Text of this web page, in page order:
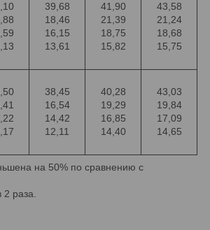
39,68
18,46
16,15
13,61
41,90
21,39
18,75
15,82
43,58
21,24
18,68
15,75
38,45
16,54
14,42
12,11
40,28
19,29
16,85
14,40
43,03
19,84
17,09
14,65
на 50% по сравнению с
2 раза.